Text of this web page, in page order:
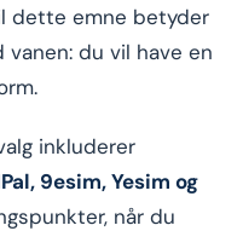
dette emne betyder
du vil have en
inkluderer
9esim, Yesim og
når du